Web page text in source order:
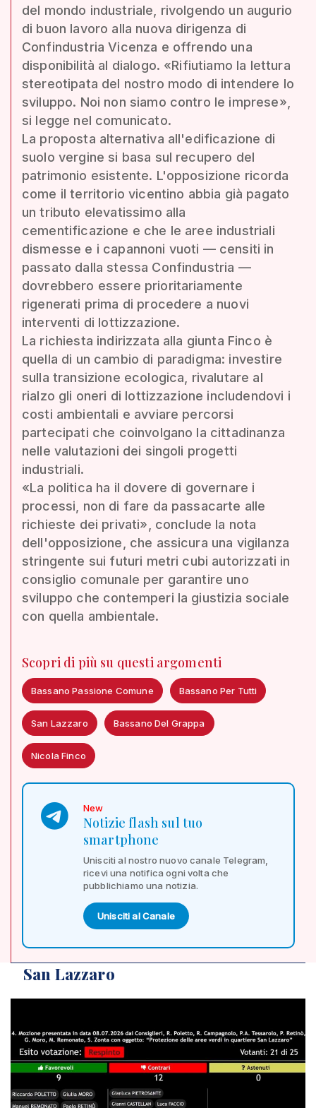
del mondo industriale, rivolgendo un augurio
di buon lavoro alla nuova dirigenza di
Confindustria Vicenza e offrendo una
disponibilità al dialogo. «Rifiutiamo la lettura
stereotipata del nostro modo di intendere lo
sviluppo. Noi non siamo contro le imprese»,
si legge nel comunicato.
La proposta alternativa all'edificazione di
suolo vergine si basa sul recupero del
patrimonio esistente. L'opposizione ricorda
come il territorio vicentino abbia già pagato
un tributo elevatissimo alla
cementificazione e che le aree industriali
dismesse e i capannoni vuoti — censiti in
passato dalla stessa Confindustria —
dovrebbero essere prioritariamente
rigenerati prima di procedere a nuovi
interventi di lottizzazione.
La richiesta indirizzata alla giunta Finco è
quella di un cambio di paradigma: investire
sulla transizione ecologica, rivalutare al
rialzo gli oneri di lottizzazione includendovi i
costi ambientali e avviare percorsi
partecipati che coinvolgano la cittadinanza
nelle valutazioni dei singoli progetti
industriali.
«La politica ha il dovere di governare i
processi, non di fare da passacarte alle
richieste dei privati», conclude la nota
dell'opposizione, che assicura una vigilanza
stringente sui futuri metri cubi autorizzati in
consiglio comunale per garantire uno
sviluppo che contemperi la giustizia sociale
con quella ambientale.
Scopri di più su questi argomenti
Bassano Passione Comune Bassano Per Tutti
San Lazzaro Bassano Del Grappa
Nicola Finco
New
Notizie flash sul tuo
smartphone
Unisciti al nostro nuovo canale Telegram,
ricevi una notifica ogni volta che
pubblichiamo una notizia.
Unisciti al Canale
San Lazzaro